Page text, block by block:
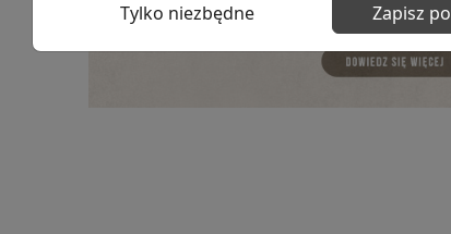
Tylko niezbędne Zapisz